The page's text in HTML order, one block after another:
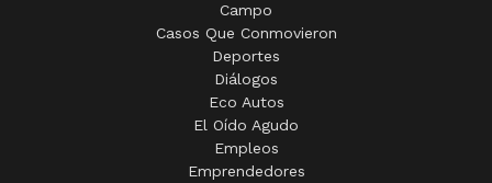
Campo
Casos Que Conmovieron
Deportes
Diálogos
Eco Autos
El Oído Agudo
Empleos
Emprendedores